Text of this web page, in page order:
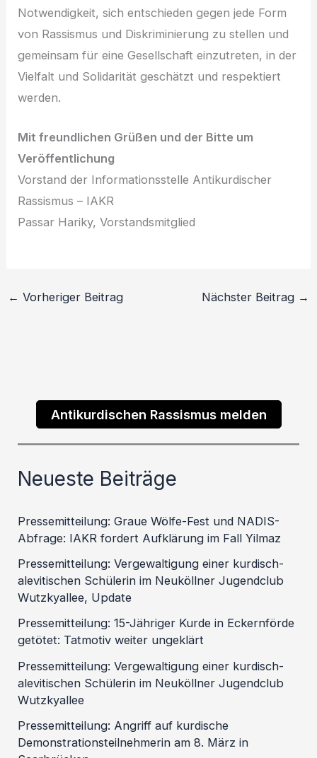
Notwendigkeit, sich entschieden gegen jede Form
von Rassismus und Diskriminierung zu stellen und
gemeinsam für eine Gesellschaft einzutreten, in der
Vielfalt und Solidarität geschätzt und respektiert
werden.
Mit freundlichen Grüßen und der Bitte um
Veröffentlichung
Vorstand der Informationsstelle Antikurdischer
Rassismus – IAKR
Passar Hariky, Vorstandsmitglied
← Vorheriger Beitrag Nächster Beitrag →
Antikurdischen Rassismus melden
Neueste Beiträge
Pressemitteilung: Graue Wölfe-Fest und NADIS-
Abfrage: IAKR fordert Aufklärung im Fall Yilmaz
Pressemitteilung: Vergewaltigung einer kurdisch-
alevitischen Schülerin im Neuköllner Jugendclub
Wutzkyallee, Update
Pressemitteilung: 15-Jähriger Kurde in Eckernförde
getötet: Tatmotiv weiter ungeklärt
Pressemitteilung: Vergewaltigung einer kurdisch-
alevitischen Schülerin im Neuköllner Jugendclub
Wutzkyallee
Pressemitteilung: Angriff auf kurdische
Demonstrationsteilnehmerin am 8. März in